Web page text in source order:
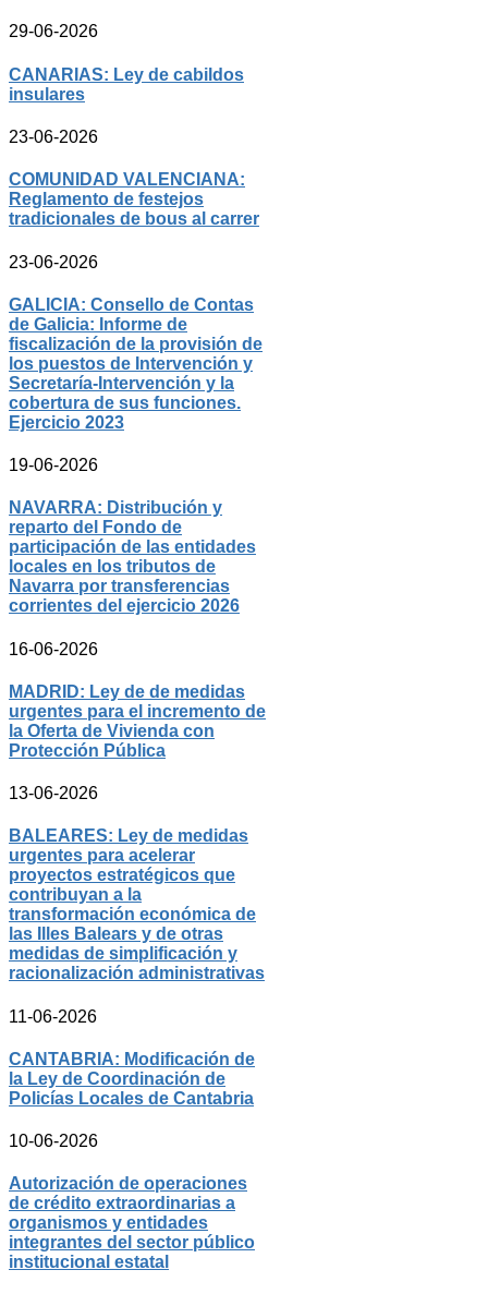
29-06-2026
CANARIAS: Ley de cabildos
insulares
23-06-2026
COMUNIDAD VALENCIANA:
Reglamento de festejos
tradicionales de bous al carrer
23-06-2026
GALICIA: Consello de Contas
de Galicia: Informe de
fiscalización de la provisión de
los puestos de Intervención y
Secretaría-Intervención y la
cobertura de sus funciones.
Ejercicio 2023
19-06-2026
NAVARRA: Distribución y
reparto del Fondo de
participación de las entidades
locales en los tributos de
Navarra por transferencias
corrientes del ejercicio 2026
16-06-2026
MADRID: Ley de de medidas
urgentes para el incremento de
la Oferta de Vivienda con
Protección Pública
13-06-2026
BALEARES: Ley de medidas
urgentes para acelerar
proyectos estratégicos que
contribuyan a la
transformación económica de
las Illes Balears y de otras
medidas de simplificación y
racionalización administrativas
11-06-2026
CANTABRIA: Modificación de
la Ley de Coordinación de
Policías Locales de Cantabria
10-06-2026
Autorización de operaciones
de crédito extraordinarias a
organismos y entidades
integrantes del sector público
institucional estatal